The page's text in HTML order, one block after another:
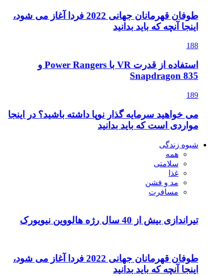
طوفان قهرمانان جهانی 2022 فردا آغاز می شود،
اینجا آنچه که باید بدانید
188
استفاده از قدرت VR با Power Rangers و
Snapdragon 835
189
می خواهید سرمایه گذار نوپا داشته باشید؟ در اینجا
مواردی است که باید بدانید
شیوه زندگی
همه
سلامتی
غذا
مد و فشن
مسافرت
تیراندازی بیش از 40 سال رژه هالووین نیویورک
طوفان قهرمانان جهانی 2022 فردا آغاز می شود،
اینجا آنچه که باید بدانید